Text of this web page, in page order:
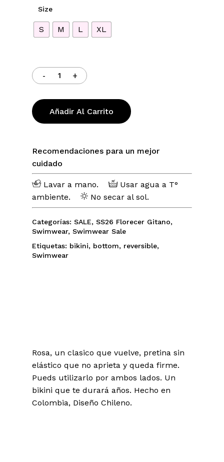
No hay productos en el carrito.
Recomendaciones para un mejor
cuidado
Lavar a mano.
Usar agua a T°
ambiente.
No secar al sol.
Size
S M L XL
Añadir Al Carrito
Categorías: SALE, SS26 Florecer Gitano,
Swimwear, Swimwear Sale
Etiquetas: bikini, bottom, reversible,
Swimwear
Rosa, un clasico que vuelve, pretina sin
elástico que no aprieta y queda firme.
Pueds utilizarlo por ambos lados. Un
bikini que te durará años. Hecho en
Colombia, Diseño Chileno.